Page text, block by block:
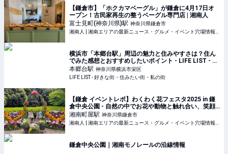
【鎌倉市】「ホクカマベーグル」が鎌倉に4月17日オ
ープン！古民家再生の整うベーグル専門店 | 湘南人
富士見町(神奈川県)駅 神奈川県鎌倉市
横浜市「本郷台駅」周辺の魅力と住みやすさは？住ん
でみた感想とおすすめしたいポイント - LIFE LIST - 好
きな街・住みたい街・私の街
本郷台駅 神奈川県横浜市栄区
LIFE LIST - 好きな街・住みたい街・私の街
【鎌倉 イベントレポ】わくわく花フェスタ2025 in 鎌
倉中央公園 - 自然の中でお花や動物と触れ合い、笑顔
溢れるイベント！ | 湘南人
湘南町屋駅 神奈川県鎌倉市
鎌倉中央公園｜湘南モノレールの沿線情報